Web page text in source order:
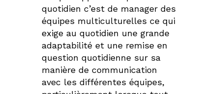
quotidien c’est de manager des
équipes multiculturelles ce qui
exige au quotidien une grande
adaptabilité et une remise en
question quotidienne sur sa
manière de communication
avec les différentes équipes,